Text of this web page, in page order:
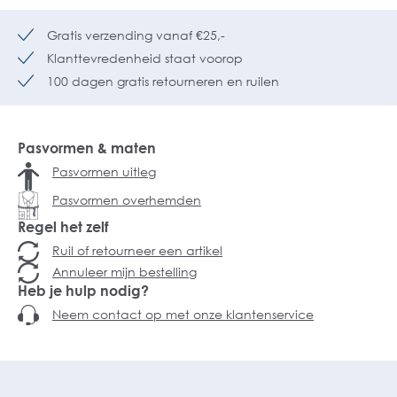
Gratis verzending vanaf €25,-
Klanttevredenheid staat voorop
100 dagen gratis retourneren en ruilen
Pasvormen & maten
Pasvormen uitleg
Pasvormen overhemden
Regel het zelf
Ruil of retourneer een artikel
Annuleer mijn bestelling
Heb je hulp nodig?
Neem contact op met onze klantenservice